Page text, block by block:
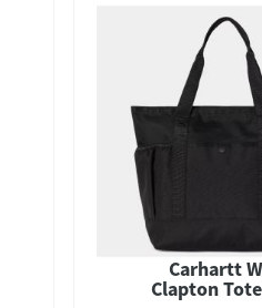
Carhartt
Clapton